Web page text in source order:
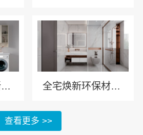
邯郸至臻全宅新材料有限公司服务永年全屋装饰 全宅焕新环保材料首选邯郸至臻全宅新材料有限公司
查看更多 >>